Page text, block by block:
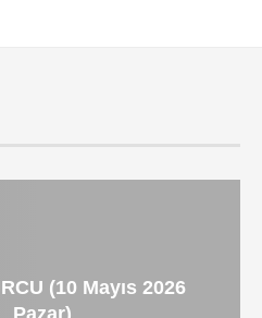
(10 Mayıs 2026
Pazar)